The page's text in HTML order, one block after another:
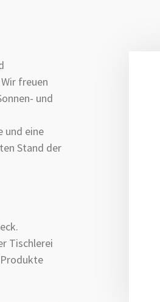
freuen
und
und eine
Stand der
Tischlerei
Produkte